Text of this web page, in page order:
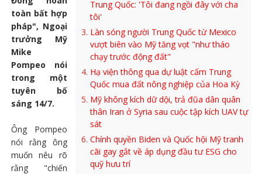
Trung Quốc: 'Tôi đang ngồi đây với cha
tôi'
Làn sóng người Trung Quốc từ Mexico
vượt biên vào Mỹ tăng vọt "như tháo
chạy trước động đất"
Hạ viện thông qua dự luật cấm Trung
Quốc mua đất nông nghiệp của Hoa Kỳ
Mỹ không kích dữ dội, trả đũa dân quân
thân Iran ở Syria sau cuộc tập kích UAV tự
sát
Chính quyền Biden và Quốc hội Mỹ tranh
cãi gay gắt về áp dụng đầu tư ESG cho
quỹ hưu trí
toàn bất hợp
pháp", Ngoại
trưởng Mỹ
Mike
Pompeo nói
trong một
tuyên bố
sáng 14/7.
Ông Pompeo
nói rằng ông
muốn nêu rõ
rằng "chiến